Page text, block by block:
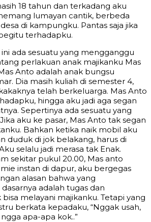
18 tahun dan terkadang aku
lumayan cantik, berbeda
di kampungku. Pantas saja jika
terhadapku.
ada sesuatu yang mengganggu
perlakuan anak majikanku Mas
Anto adalah anak bungsu
Dia masih kuliah di semester 4,
telah berkeluarga. Mas Anto
hingga aku jadi aga segan
Sepertinya ada sesuatu yang
aku ke pasar, Mas Anto tak segan
Bahkan ketika naik mobil aku
duduk di jok belakang, harus di
selalu jadi merasa tak Enak.
sekitar pukul 20.00, Mas anto
instan di dapur, aku bergegas
alasan bahwa yang
adalah tugas dan
melayani majikanku. Tetapi yang
berkata kepadaku, “Nggak usah,
apa-apa kok..”